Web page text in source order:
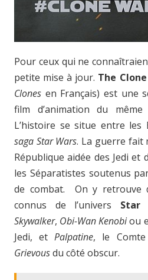
Pour ceux qui ne
petite mise à jour. The
Clones en Français) est une
film d’animation du
L’histoire se situe entre
saga Star Wars. La guerre fait
République aidée des Jedi et
les Séparatistes soutenus
de combat. On y retrouve
connus de l’univers Star
Skywalker, Obi-Wan Kenobiou
Jedi, etPalpatine, le Comte
Grievousdu côté obscur.